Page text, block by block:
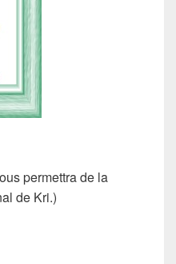
permettra de la
de Kri.)